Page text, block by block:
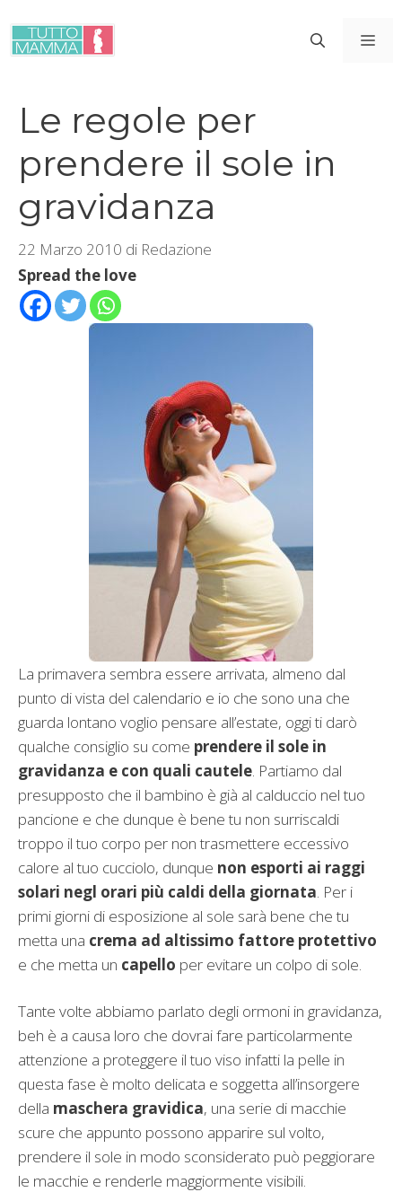
contenuto
Le regole per
prendere il sole in
gravidanza
22 Marzo 2010 di Redazione
Spread the love
La primavera sembra essere arrivata, almeno dal
punto di vista del calendario e io che sono una che
guarda lontano voglio pensare all’estate, oggi ti darò
qualche consiglio su come prendere il sole in
gravidanza e con quali cautele . Partiamo dal
presupposto che il bambino è già al calduccio nel tuo
pancione e che dunque è bene tu non surriscaldi
troppo il tuo corpo per non trasmettere eccessivo
calore al tuo cucciolo, dunque non esporti ai raggi
solari negl orari più caldi della giornata . Per i
primi giorni di esposizione al sole sarà bene che tu
metta una crema ad altissimo fattore protettivo
e che metta un capello per evitare un colpo di sole.
Tante volte abbiamo parlato degli ormoni in gravidanza,
beh è a causa loro che dovrai fare particolarmente
attenzione a proteggere il tuo viso infatti la pelle in
questa fase è molto delicata e soggetta all’insorgere
della maschera gravidica, una serie di macchie
scure che appunto possono apparire sul volto,
prendere il sole in modo sconsiderato può peggiorare
le macchie e renderle maggiormente visibili.